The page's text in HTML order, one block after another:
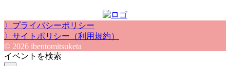
〉プライバシーポリシー
〉サイトポリシー（利用規約）
© 2026 ibentomitsuketa
イベントを検索